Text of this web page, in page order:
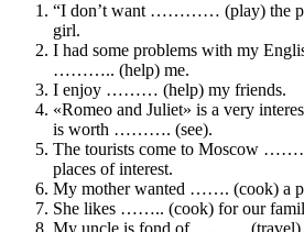
“I don’t want ………… (play) the
girl.
I had some problems with my
……….. (help) me.
I enjoy ……… (help) my friends.
«Romeo and Juliet» is a very
is worth ………. (see).
The tourists come to Moscow
places of interest.
My mother wanted ……. (cook) a
She likes …….. (cook) for our